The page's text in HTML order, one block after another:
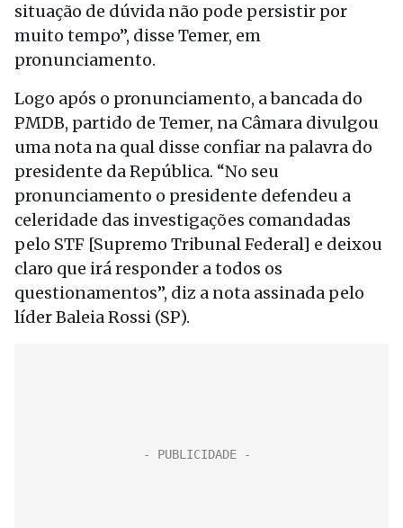
situação de dúvida não pode persistir por
muito tempo”, disse Temer, em
pronunciamento.
Logo após o pronunciamento, a bancada do
PMDB, partido de Temer, na Câmara divulgou
uma nota na qual disse confiar na palavra do
presidente da República. “No seu
pronunciamento o presidente defendeu a
celeridade das investigações comandadas
pelo STF [Supremo Tribunal Federal] e deixou
claro que irá responder a todos os
questionamentos”, diz a nota assinada pelo
líder Baleia Rossi (SP).